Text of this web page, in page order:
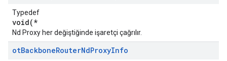
Typedef
void(*
Nd Proxy her değiştiğinde işaretçi çağrılır.
otBackboneRouterNdProxyInfo